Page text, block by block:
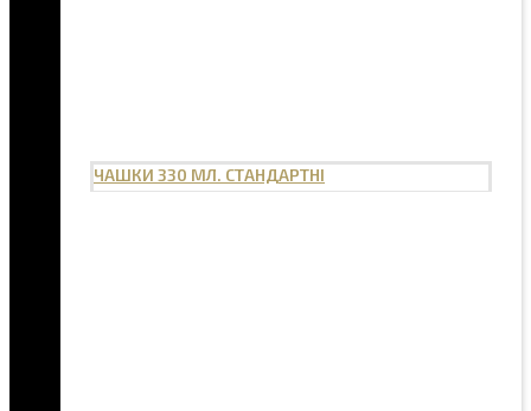
ЧАШКИ 330 МЛ. СТАНДАРТНІ